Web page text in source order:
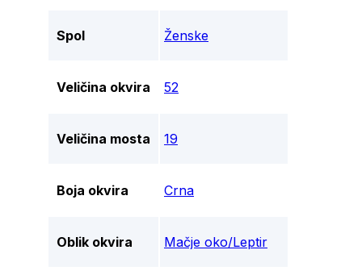
Spol Ženske
Veličina okvira 52
Veličina mosta 19
Boja okvira Crna
Oblik okvira Mačje oko/Leptir